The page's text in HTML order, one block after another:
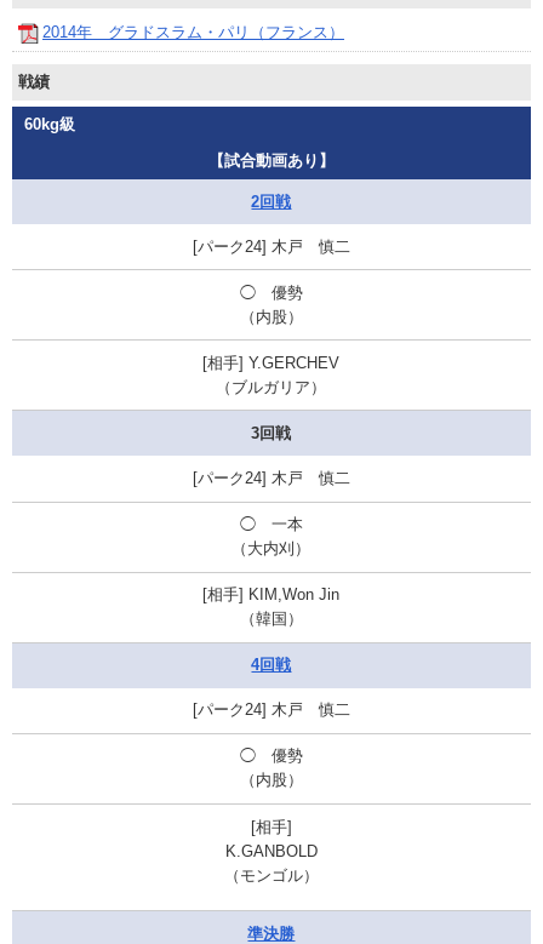
2014年 グラドスラム・パリ（フランス）
戦績
60kg級
【試合動画あり】
2回戦
木戸 慎二
◯優勢
（内股）
Y.GERCHEV
（ブルガリア）
3回戦
木戸 慎二
◯一本
（大内刈）
KIM,Won Jin
（韓国）
4回戦
木戸 慎二
◯優勢
（内股）
K.GANBOLD
（モンゴル）
準決勝